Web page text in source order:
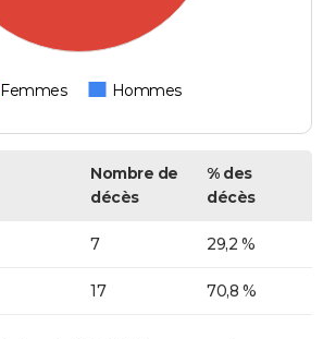
Femmes Hommes
Nombre de
décès
% des
décès
7 29,2 %
17 70,8 %